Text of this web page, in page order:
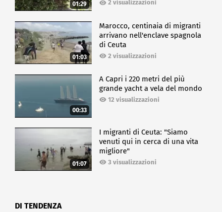
01:29 2 visualizzazioni
01:03
Marocco, centinaia di migranti
arrivano nell'enclave spagnola
di Ceuta
2 visualizzazioni
00:33
A Capri i 220 metri del più
grande yacht a vela del mondo
12 visualizzazioni
01:07
I migranti di Ceuta: "Siamo
venuti qui in cerca di una vita
migliore"
3 visualizzazioni
DI TENDENZA